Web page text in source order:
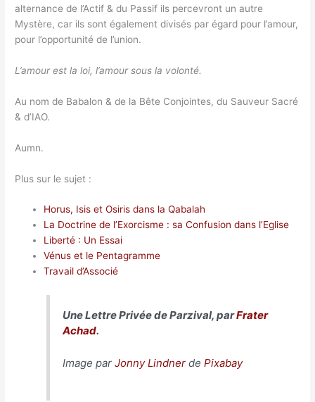
alternance de l’Actif & du Passif ils percevront un autre
Mystère, car ils sont également divisés par égard pour l’amour,
pour l’opportunité de l’union.
L’amour est la loi, l’amour sous la volonté.
Au nom de Babalon & de la Bête Conjointes, du Sauveur Sacré
& d’IAO.
Aumn.
Plus sur le sujet :
Horus, Isis et Osiris dans la Qabalah
La Doctrine de l’Exorcisme : sa Confusion dans l’Eglise
Liberté : Un Essai
Vénus et le Pentagramme
Travail d’Associé
Une Lettre Privée de Parzival, parFrater
Achad.
Image parJonny Lindner dePixabay